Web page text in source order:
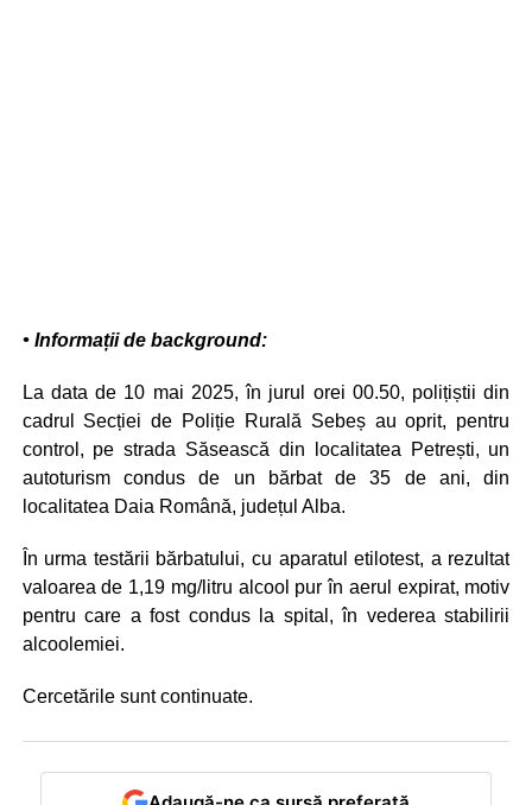
• Informații de background:
La data de 10 mai 2025, în jurul orei 00.50, polițiștii din
cadrul Secției de Poliție Rurală Sebeș au oprit, pentru
control, pe strada Săsească din localitatea Petrești, un
autoturism condus de un bărbat de 35 de ani, din
localitatea Daia Română, județul Alba.
În urma testării bărbatului, cu aparatul etilotest, a rezultat
valoarea de 1,19 mg/litru alcool pur în aerul expirat, motiv
pentru care a fost condus la spital, în vederea stabilirii
alcoolemiei.
Cercetările sunt continuate.